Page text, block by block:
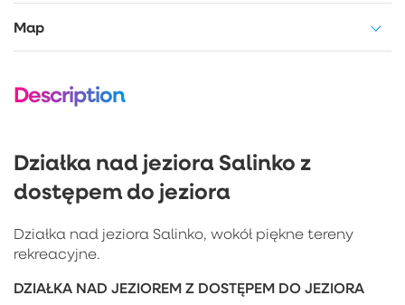
Map
Description
Działka nad jeziora Salinko z
dostępem do jeziora
Działka nad jeziora Salinko, wokół piękne tereny
rekreacyjne.
DZIAŁKA NAD JEZIOREM Z DOSTĘPEM DO JEZIORA